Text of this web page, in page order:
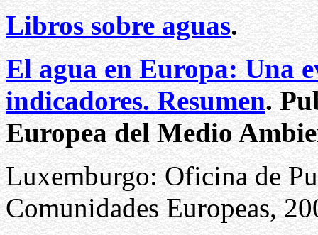
Libros sobre aguas.
El agua en Europa: Una
indicadores. Resumen.
Europea del Medio
Luxemburgo: Oficina de
Comunidades Europeas,